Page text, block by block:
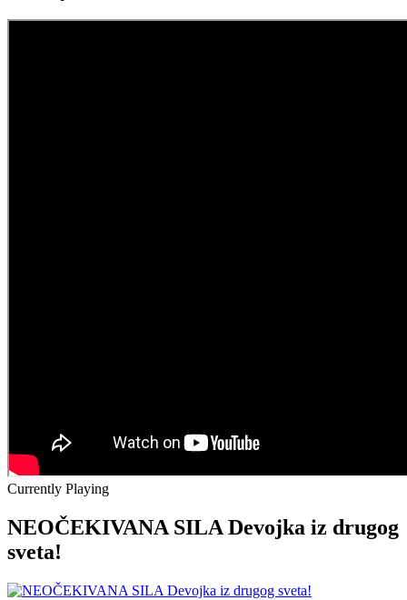
Currently Playing
NEOČEKIVANA SILA Devojka iz drugog
sveta!